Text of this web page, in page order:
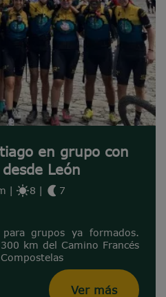
en grupo con
León
| 8 | 7
grupos ya formados.
km del Camino Francés
Ver más